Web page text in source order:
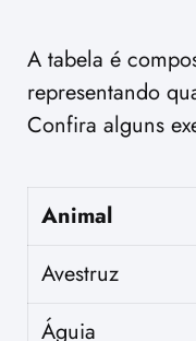
A tabela é
representando
Confira alguns
Animal
Avestruz
Águia